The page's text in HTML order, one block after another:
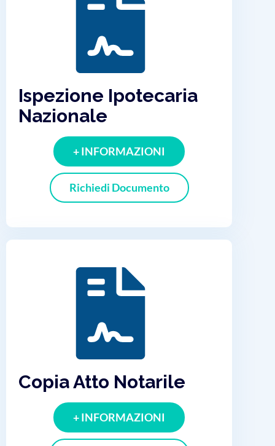
Ispezione Ipotecaria
Nazionale
+ INFORMAZIONI
Richiedi Documento
Copia Atto Notarile
+ INFORMAZIONI